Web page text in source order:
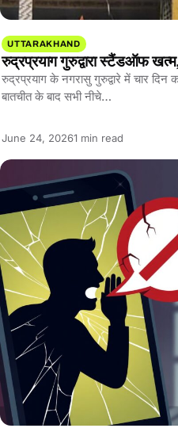
UTTARAKHAND
रुद्रप्रयाग गुरुद्वारा स्टैंडऑफ
रुद्रप्रयाग के नगरासु गुरुद्वारे में चार
बातचीत के बाद सभी नीचे…
June 24, 2026Reading
1 min read